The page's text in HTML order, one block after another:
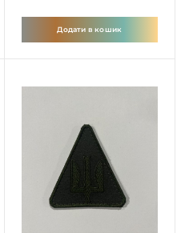
Додати в кошик